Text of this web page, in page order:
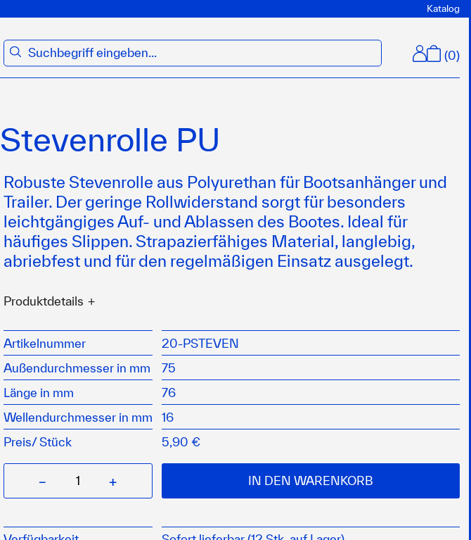
Katalog
suchen (0)
Stevenrolle PU
Robuste Stevenrolle aus Polyurethan für Bootsanhänger und
Trailer. Der geringe Rollwiderstand sorgt für besonders
leichtgängiges Auf- und Ablassen des Bootes. Ideal für
häufiges Slippen. Strapazierfähiges Material, langlebig,
abriebfest und für den regelmäßigen Einsatz ausgelegt.
Produktdetails
ideal für dauerhaftes Slippen
aus Polyurethan
Artikelnummer
20-PSTEVEN
Außendurchmesser in mm
75
Länge in mm
76
Wellendurchmesser in mm
16
Preis/Stück 5,90 €
− + IN DEN WARENKORB